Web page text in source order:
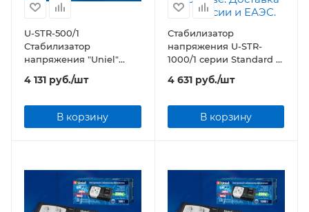
U-STR-500/1
Стабилизатор
напряжения "Uniel"
серии Standard —
Courage 500 ВА
4 131 руб./шт
В корзину
Стабилизатор
напряжения U-STR-
1000/1 серии Standard —
Courage 1000 ВА
4 631руб./шт
В корзину